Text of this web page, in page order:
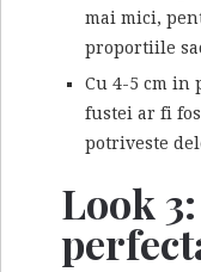
mai mici,
proportiile
Cu 4-5 cm in
fustei ar fi
potriveste
Look